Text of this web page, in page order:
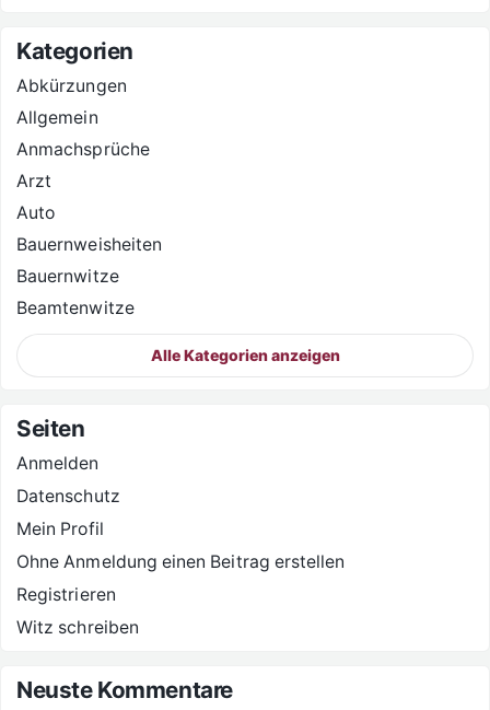
Kategorien
Abkürzungen
Allgemein
Anmachsprüche
Arzt
Auto
Bauernweisheiten
Bauernwitze
Beamtenwitze
Alle Kategorien anzeigen
Seiten
Anmelden
Datenschutz
Mein Profil
Ohne Anmeldung einen Beitrag erstellen
Registrieren
Witz schreiben
Neuste Kommentare